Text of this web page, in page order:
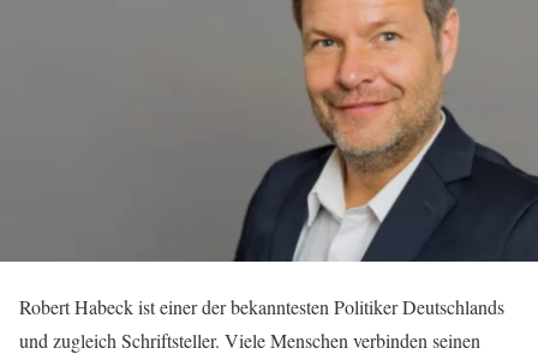
Robert Habeck ist einer der bekanntesten Politiker Deutschlands
und zugleich Schriftsteller. Viele Menschen verbinden seinen